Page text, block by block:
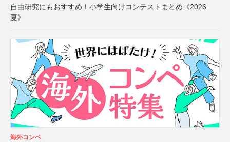
自由研究にもおすすめ！小学生向けコンテストまとめ《2026
夏》
海外コンペ